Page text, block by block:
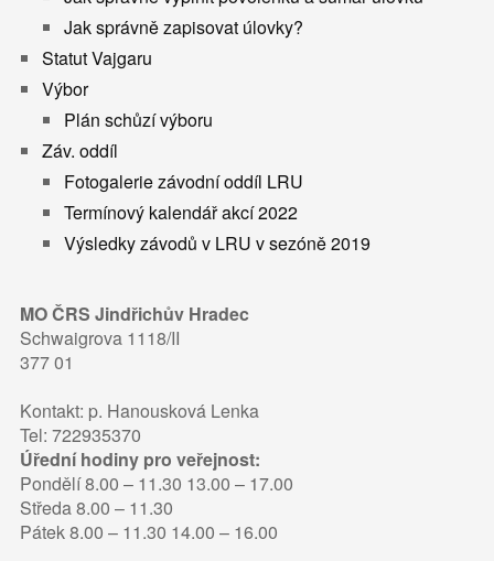
Jak správně zapisovat úlovky?
Statut Vajgaru
Výbor
Plán schůzí výboru
Záv. oddíl
Fotogalerie závodní oddíl LRU
Termínový kalendář akcí 2022
Výsledky závodů v LRU v sezóně 2019
MO ČRS Jindřichův Hradec
Schwaigrova 1118/II
377 01
Kontakt: p. Hanousková Lenka
Tel: 722935370
Úřední hodiny pro veřejnost:
Pondělí 8.00 – 11.30 13.00 – 17.00
Středa 8.00 – 11.30
Pátek 8.00 – 11.30 14.00 – 16.00